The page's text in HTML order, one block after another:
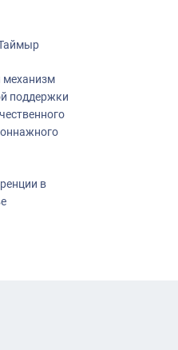
механизм
поддержки
в